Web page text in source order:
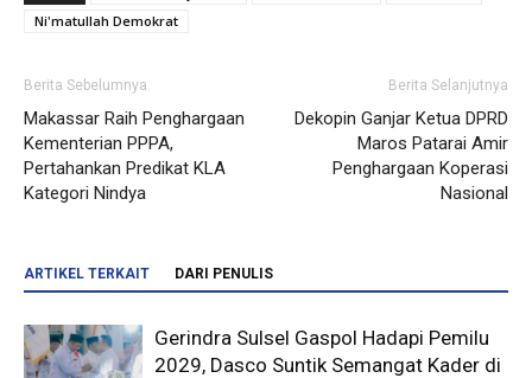
Ni'matullah Demokrat
Berita Sebelumnya
Makassar Raih Penghargaan
Kementerian PPPA,
Pertahankan Predikat KLA
Kategori Nindya
Berita Selanjutnya
Dekopin Ganjar Ketua DPRD
Maros Patarai Amir
Penghargaan Koperasi
Nasional
ARTIKEL TERKAIT DARI PENULIS
Gerindra Sulsel Gaspol Hadapi Pemilu
2029, Dasco Suntik Semangat Kader di